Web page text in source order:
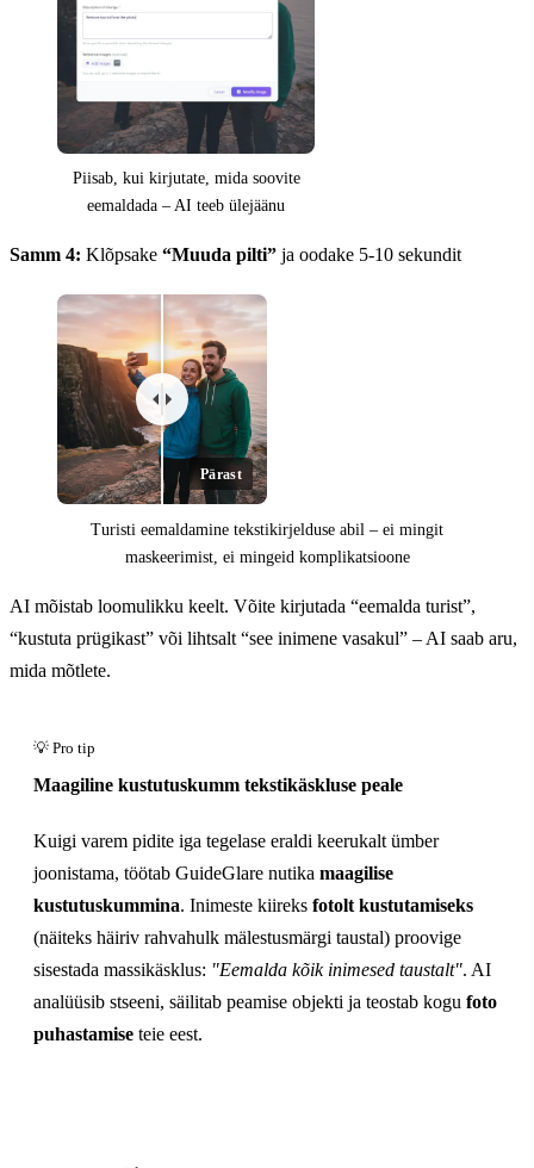
Piisab, kui kirjutate, mida soovite
eemaldada – AI teeb ülejäänu
Samm 4: Klõpsake “Muuda pilti” ja oodake 5-10 sekundit
Pärast
Turisti eemaldamine tekstikirjelduse abil – ei mingit
maskeerimist, ei mingeid komplikatsioone
AI mõistab loomulikku keelt. Võite kirjutada “eemalda turist”,
“kustuta prügikast” või lihtsalt “see inimene vasakul” – AI saab aru,
mida mõtlete.
Maagiline kustutuskumm tekstikäskluse peale
Kuigi varem pidite iga tegelase eraldi keerukalt ümber
joonistama, töötab GuideGlare nutika maagilise
kustutuskummina. Inimeste kiireks fotolt kustutamiseks
(näiteks häiriv rahvahulk mälestusmärgi taustal) proovige
sisestada massikäsklus: "Eemalda kõik inimesed taustalt". AI
analüüsib stseeni, säilitab peamise objekti ja teostab kogu foto
puhastamise teie eest.